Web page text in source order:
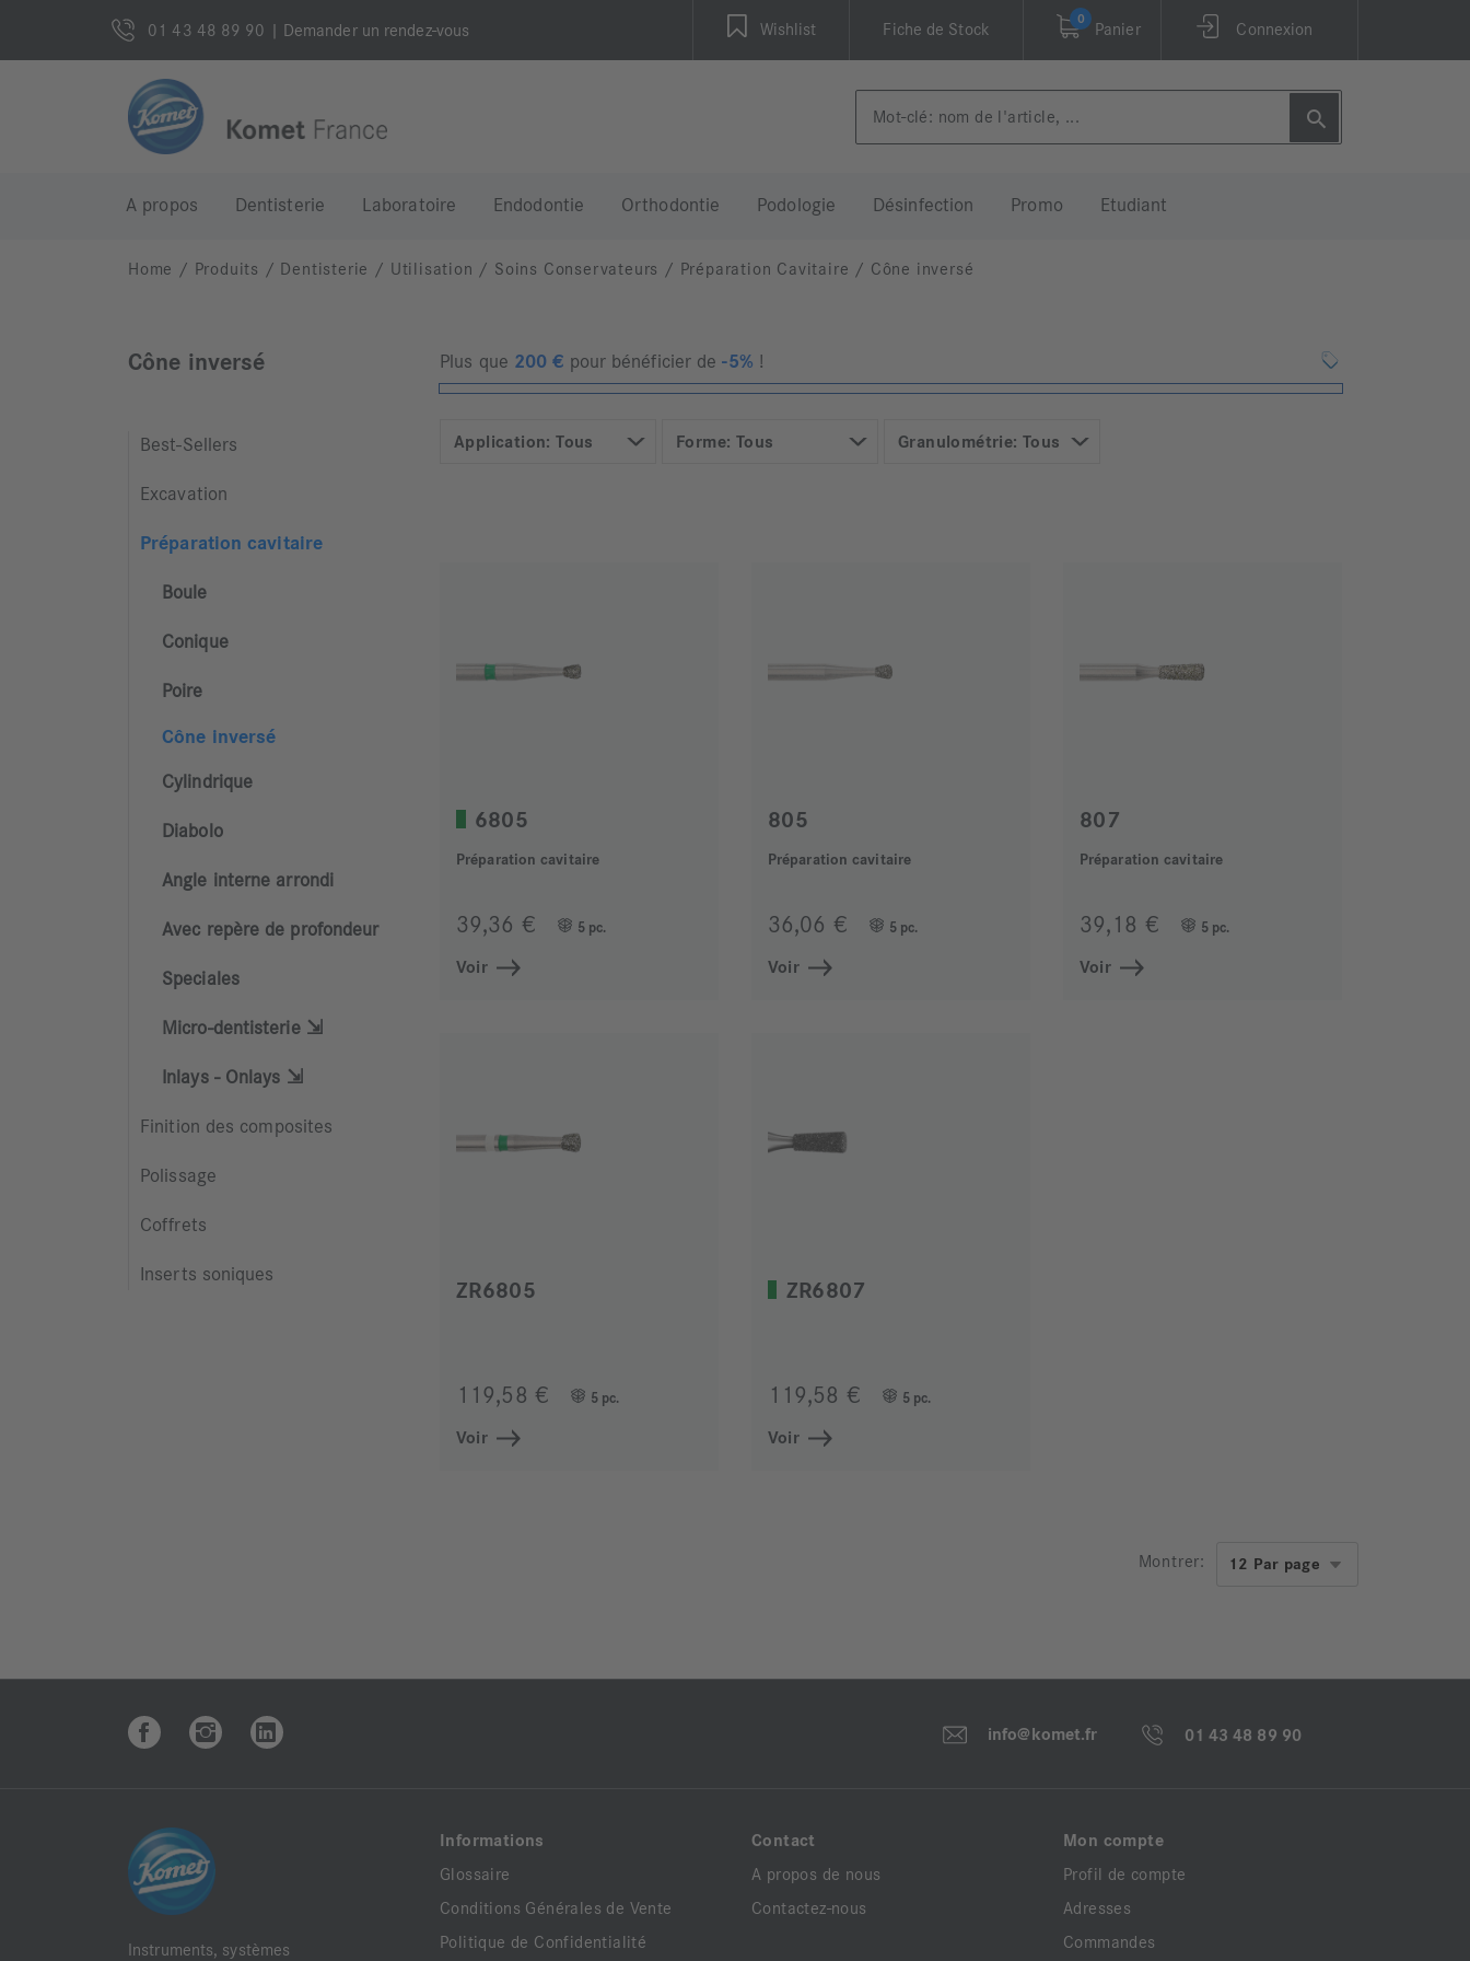
01 43 48 89 90 | Demander un rendez-vous Wishlist Fiche de Stock
0
Panier Connexion
A propos Dentisterie Laboratoire Endodontie Orthodontie Podologie Désinfection Promo Etudiant
Home / Produits / Dentisterie / Utilisation / Soins Conservateurs / Préparation Cavitaire / Cône inversé
Cône inversé
Best-Sellers
Excavation
Préparation cavitaire
Boule
Conique
Poire
Cône inversé
Cylindrique
Diabolo
Angle interne arrondi
Avec repère de profondeur
Speciales
Micro-dentisterie ⇲
Inlays - Onlays ⇲
Finition des composites
Polissage
Coffrets
Inserts soniques
Plus que 200 € pour bénéficier de-5% !
Application: Tous Forme: Tous Granulométrie: Tous
6805
Préparation cavitaire
39,36 € 5 pc.
Voir
805
Préparation cavitaire
36,06 € 5 pc.
Voir
807
Préparation cavitaire
39,18 € 5 pc.
Voir
ZR6805
119,58 € 5 pc.
Voir
ZR6807
119,58 € 5 pc.
Voir
Montrer:
info@komet.fr 01 43 48 89 90
Instruments, systèmes
Informations
Glossaire
Conditions Générales de Vente
Politique de Confidentialité
Contact
A propos de nous
Contactez-nous
Mon compte
Profil de compte
Adresses
Commandes